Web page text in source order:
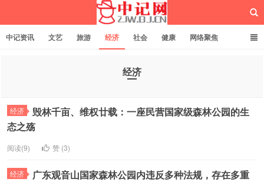
中记资讯 文艺 旅游 经济 社会 健康 网络聚焦
经济
经济
毁林千亩、维权廿载：一座民营国家级森林公园的生
态之殇
阅读(9) 赞 (3)
经济
广东观音山国家森林公园内违反多种法规，存在多重